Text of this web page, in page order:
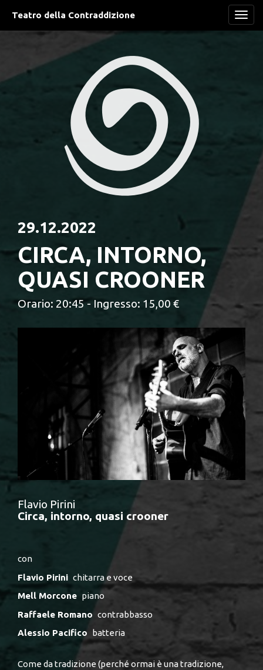
Teatro della Contraddizione
29.12.2022
CIRCA, INTORNO,
QUASI CROONER
Orario: 20:45 - Ingresso: 15,00 €
Flavio Pirini
Circa, intorno, quasi crooner
con
Flavio Pirini chitarra e voce
Mell Morcone piano
Raffaele Romano contrabbasso
Alessio Pacifico batteria
Come da tradizione (perché ormai è una tradizione,